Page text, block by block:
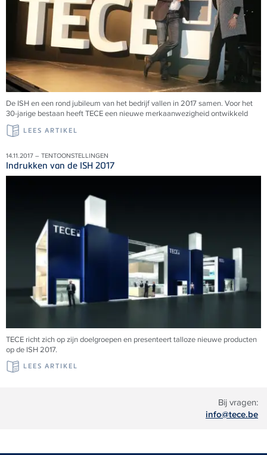
Bij vragen:
info@tece.be
De ISH en een rond jubileum van het bedrijf vallen in 2017 samen. Voor het
30-jarige bestaan heeft TECE een nieuwe merkaanwezigheid ontwikkeld
LEES ARTIKEL
14.11.2017 – TENTOONSTELLINGEN
Indrukken van de ISH 2017
TECE richt zich op zijn doelgroepen en presenteert talloze nieuwe producten
op de ISH 2017.
LEES ARTIKEL